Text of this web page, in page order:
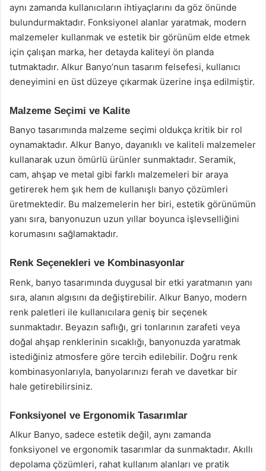
aynı zamanda kullanıcıların ihtiyaçlarını da göz önünde
bulundurmaktadır. Fonksiyonel alanlar yaratmak, modern
malzemeler kullanmak ve estetik bir görünüm elde etmek
için çalışan marka, her detayda kaliteyi ön planda
tutmaktadır. Alkur Banyo’nun tasarım felsefesi, kullanıcı
deneyimini en üst düzeye çıkarmak üzerine inşa edilmiştir.
Malzeme Seçimi ve Kalite
Banyo tasarımında malzeme seçimi oldukça kritik bir rol
oynamaktadır. Alkur Banyo, dayanıklı ve kaliteli malzemeler
kullanarak uzun ömürlü ürünler sunmaktadır. Seramik,
cam, ahşap ve metal gibi farklı malzemeleri bir araya
getirerek hem şık hem de kullanışlı banyo çözümleri
üretmektedir. Bu malzemelerin her biri, estetik görünümün
yanı sıra, banyonuzun uzun yıllar boyunca işlevselliğini
korumasını sağlamaktadır.
Renk Seçenekleri ve Kombinasyonlar
Renk, banyo tasarımında duygusal bir etki yaratmanın yanı
sıra, alanın algısını da değiştirebilir. Alkur Banyo, modern
renk paletleri ile kullanıcılara geniş bir seçenek
sunmaktadır. Beyazın saflığı, gri tonlarının zarafeti veya
doğal ahşap renklerinin sıcaklığı, banyonuzda yaratmak
istediğiniz atmosfere göre tercih edilebilir. Doğru renk
kombinasyonlarıyla, banyolarınızı ferah ve davetkar bir
hale getirebilirsiniz.
Fonksiyonel ve Ergonomik Tasarımlar
Alkur Banyo, sadece estetik değil, aynı zamanda
fonksiyonel ve ergonomik tasarımlar da sunmaktadır. Akıllı
depolama çözümleri, rahat kullanım alanları ve pratik